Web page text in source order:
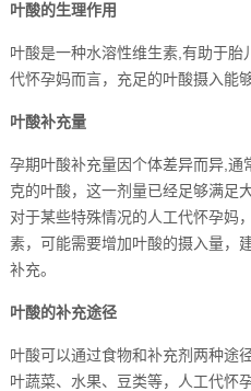
叶酸的生理作用
叶酸是一种水溶性维生素,有助于
代怀孕妈而言，充足的叶酸摄入能
叶酸补充量
孕期叶酸补充量因个体差异而异,
克的叶酸，这一剂量已经足够满足
对于某些特殊情况的人工代怀孕妈
素，可能需要增加叶酸的摄入量，
补充。
叶酸的补充途径
叶酸可以通过食物和补充剂两种途
叶蔬菜、水果、豆类等，人工代怀